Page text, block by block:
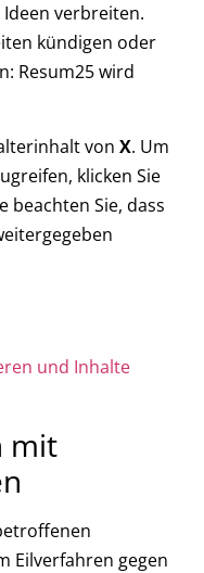
verbreiten.
kündigen oder
Resum25 wird
von X. Um
klicken Sie
beachten Sie, dass
und Inhalte
mit
Eilverfahren gegen